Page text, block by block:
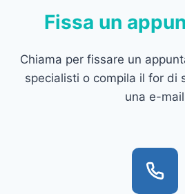
Fissa un
Chiama per fissare un
specialisti o compila il for di
una e-mail